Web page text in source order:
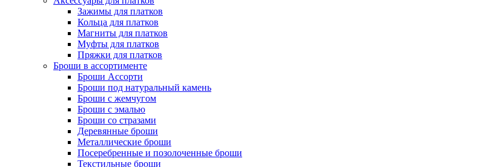
Зажимы для платков
Кольца для платков
Магниты для платков
Муфты для платков
Пряжки для платков
Броши в ассортименте
Броши Ассорти
Броши под натуральный камень
Броши с жемчугом
Броши с эмалью
Броши со стразами
Деревянные броши
Металлические броши
Посеребренные и позолоченные броши
Текстильные броши